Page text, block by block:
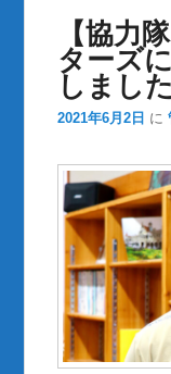
【協力
ターズ
しまし
2021年6月2日 に